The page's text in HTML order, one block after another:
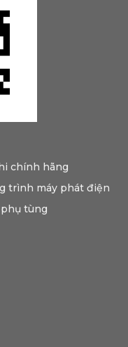
chính hãng
trình máy phát điện
tùng